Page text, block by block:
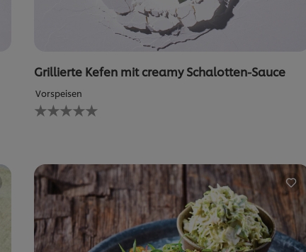
Grillierte Kefen mit creamy Schalotten-Sauce
Vorspeisen
Keine
Bewertungen
abgegeben